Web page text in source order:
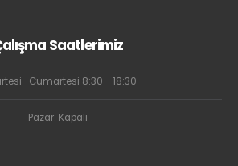
Saatlerimiz
Cumartesi 8:30 - 18:30
Pazar: Kapalı